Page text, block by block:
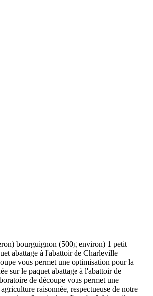
bourguignon (500g environ) 1 petit
abattage à l'abattoir de Charleville
vous permet une optimisation pour la
sur le paquet abattage à l'abattoir de
de découpe vous permet une
raisonnée, respectueuse de notre